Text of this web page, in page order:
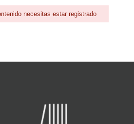
necesitas estar registrado